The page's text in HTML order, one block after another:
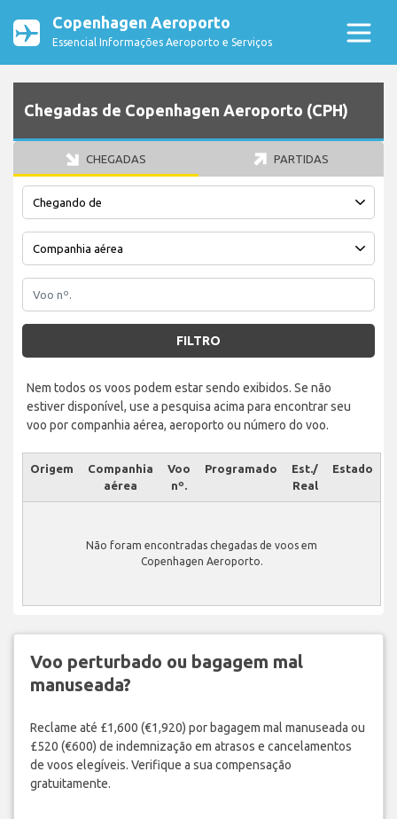
Copenhagen Aeroporto
Essencial Informações Aeroporto e Serviços
Chegadas de Copenhagen Aeroporto (CPH)
CHEGADAS PARTIDAS
FILTRO
Nem todos os voos podem estar sendo exibidos. Se não
estiver disponível, use a pesquisa acima para encontrar seu
voo por companhia aérea, aeroporto ou número do voo.
Origem
Companhia
aérea
Voo
nº.
Programado
Est./
Real
Estado
Não foram encontradas chegadas de voos em
Copenhagen Aeroporto.
Voo perturbado ou bagagem mal
manuseada?
Reclame até £1,600 (€1,920) por bagagem mal manuseada ou
£520 (€600) de indemnização em atrasos e cancelamentos
de voos elegíveis. Verifique a sua compensação
gratuitamente.